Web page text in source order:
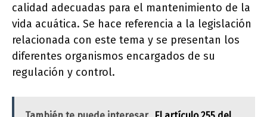
calidad adecuadas para el mantenimiento de la
vida acuática. Se hace referencia a la legislación
relacionada con este tema y se presentan los
diferentes organismos encargados de su
regulación y control.